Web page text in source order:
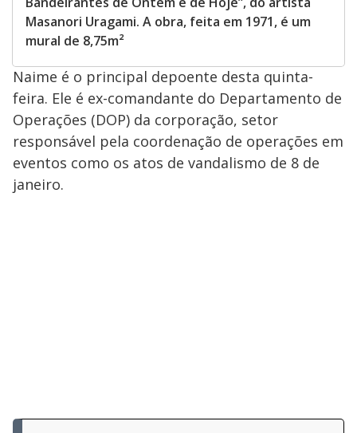
Masanori Uragami. A obra, feita em 1971, é um
mural de 8,75m²
Naime é o principal depoente desta quinta-
feira. Ele é ex-comandante do Departamento de
Operações (DOP) da corporação, setor
responsável pela coordenação de operações em
eventos como os atos de vandalismo de 8 de
janeiro.